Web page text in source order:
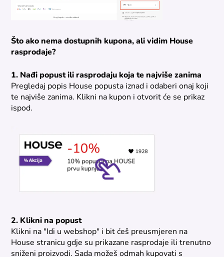
Što ako nema dostupnih kupona, ali vidim House
rasprodaje?
1. Nađi popust ili rasprodaju koja te najviše zanima
Pregledaj popis House popusta iznad i odaberi onaj koji
te najviše zanima. Klikni na kupon i otvorit će se prikaz
ispod.
2. Klikni na popust
Klikni na "Idi u webshop" i bit ćeš preusmjeren na
House stranicu gdje su prikazane rasprodaje ili trenutno
sniženi proizvodi. Sada možeš odmah kupovati s